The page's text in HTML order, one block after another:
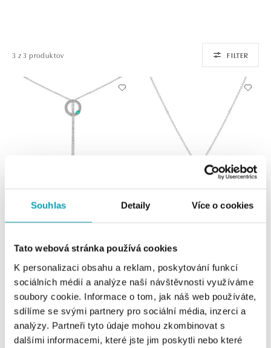
Souhlas Detaily Více o cookies
Tato webová stránka používá cookies
K personalizaci obsahu a reklam, poskytování funkcí
sociálních médií a analýze naší návštěvnosti využíváme
soubory cookie. Informace o tom, jak náš web používáte,
sdílíme se svými partnery pro sociální média, inzerci a
analýzy. Partneři tyto údaje mohou zkombinovat s
dalšími informacemi, které jste jim poskytli nebo které
3 z 3 produktov FILTER
ALO